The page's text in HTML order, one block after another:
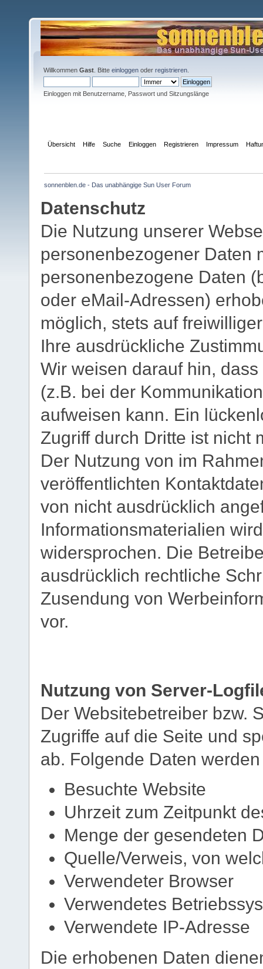
Willkommen Gast . Bitte einloggen oder registrieren
Einloggen mit Benutzername, Passwort und Sitzungslänge
Übersicht Hilfe Suche Einloggen Registrieren Impressum
sonnenblen.de - Das unabhängige Sun User Forum
Datenschutz
Die Nutzung unserer
personenbezogener Daten
personenbezogene Daten
oder eMail-Adressen)
möglich, stets auf
Ihre ausdrückliche
Wir weisen darauf hin,
(z.B. bei der
aufweisen kann. Ein
Zugriff durch Dritte ist nicht
Der Nutzung von im
veröffentlichten
von nicht ausdrücklich
Informationsmaterialien
widersprochen. Die
ausdrücklich rechtliche
Zusendung von
vor.
Nutzung von Server-
Der Websitebetreiber bzw.
Zugriffe auf die Seite und
ab. Folgende Daten
Besuchte Website
Uhrzeit zum Zeitpunkt
Menge der gesendeten
Quelle/Verweis, von
Verwendeter Browser
Verwendetes
Verwendete IP-Adresse
Die erhobenen Daten